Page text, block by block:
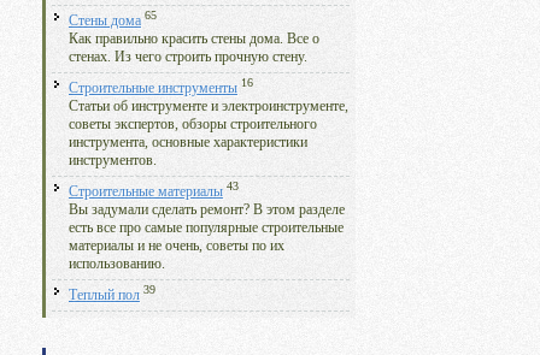
Стены дома 65
Как правильно красить стены дома. Все о
стенах. Из чего строить прочную стену.
Строительные инструменты 16
Статьи об инструменте и электроинструменте,
советы экспертов, обзоры строительного
инструмента, основные характеристики
инструментов.
Строительные материалы 43
Вы задумали сделать ремонт? В этом разделе
есть все про самые популярные строительные
материалы и не очень, советы по их
использованию.
Теплый пол 39